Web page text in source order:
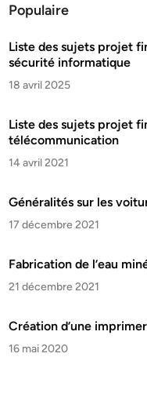
Populaire
Liste des sujets projet
sécurité informatique
18 avril 2025
Liste des sujets projet
télécommunication
14 avril 2021
Généralités sur les
17 décembre 2021
Fabrication de l’eau
21 décembre 2021
Création d’une
16 mai 2020